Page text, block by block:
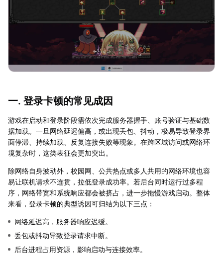
一. 登录卡顿的常见成因
游戏在启动和登录阶段需依次完成服务器握手、账号验证与基础数
据加载。一旦网络延迟偏高，或出现丢包、抖动，极易导致登录界
面停滞、持续加载、反复连接失败等现象。在跨区域访问或网络环
境复杂时，这类表征会更加突出。
除网络自身波动外，校园网、公共热点或多人共用的网络环境也容
易让联机请求不连贯，拉低登录成功率。若后台同时运行过多程
序，网络带宽和系统响应都会被挤占，进一步拖慢游戏启动。整体
来看，登录卡顿的典型诱因可归结为以下三点：
网络延迟高，服务器响应迟缓。
丢包或抖动导致登录请求中断。
后台进程占用资源，影响启动与连接效率。